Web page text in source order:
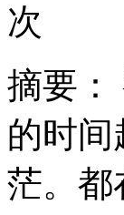
次
摘要：
的时
茫。都